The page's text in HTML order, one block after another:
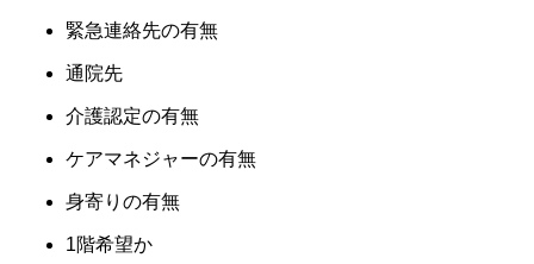
緊急連絡先の有無
通院先
介護認定の有無
ケアマネジャーの有無
身寄りの有無
1階希望か